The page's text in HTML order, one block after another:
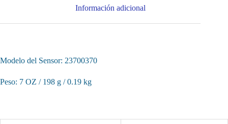
Información adicional
Modelo del Sensor: 23700370
Peso: 7 OZ / 198 g / 0.19 kg